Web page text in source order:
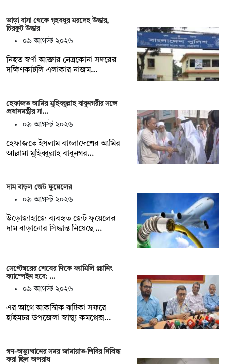
ভাড়া বাসা থেকে গৃহবধূর মরদেহ উদ্ধার,
চিরকুট উদ্ধার
০৯ আগস্ট ২০২৬
নিহত স্বর্ণা আক্তার নেত্রকোনা সদরের
দক্ষিণকাটলি এলাকার নাজম…
হেফাজত আমির মুহিব্বুল্লাহ বাবুনগরীর সঙ্গে
প্রধানমন্ত্রীর সা…
০৯ আগস্ট ২০২৬
হেফাজতে ইসলাম বাংলাদেশের আমির
আল্লামা মুহিব্বুল্লাহ বাবুনগর…
দাম বাড়ল জেট ফুয়েলের
০৯ আগস্ট ২০২৬
উড়োজাহাজে ব্যবহৃত জেট ফুয়েলের
দাম বাড়ানোর সিদ্ধান্ত নিয়েছে …
সেপ্টেম্বরের শেষের দিকে ফ্যামিলি প্ল্যানিং
ক্যাম্পেইন হবে: …
০৯ আগস্ট ২০২৬
এর আগে আকস্মিক ঝটিকা সফরে
হাইমচর উপজেলা স্বাস্থ্য কমপ্লেক্স…
গণ-অভ্যুত্থানের সময় জামায়াত-শিবির নিষিদ্ধ
করা ছিল অপরাধ